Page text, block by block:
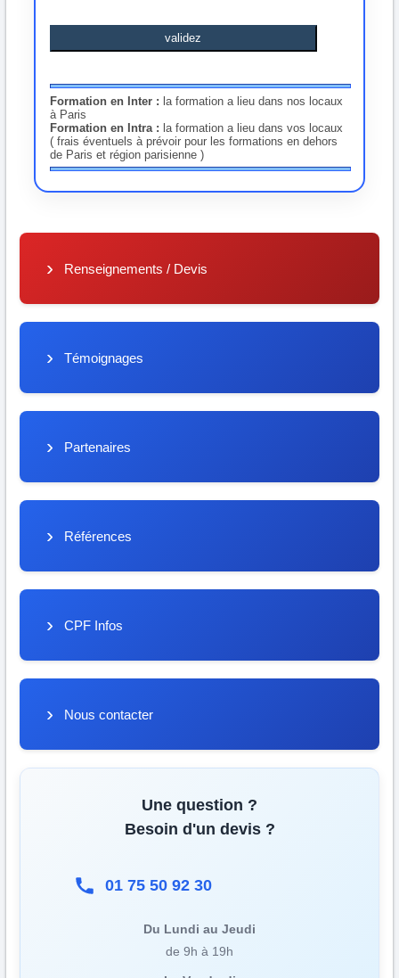
validez
Formation en Inter : la formation a lieu dans nos locaux
à Paris
Formation en Intra : la formation a lieu dans vos locaux
( frais éventuels à prévoir pour les formations en dehors
de Paris et région parisienne )
Renseignements / Devis
Témoignages
Partenaires
Références
CPF Infos
Nous contacter
Une question ?
Besoin d'un devis ?
01 75 50 92 30
Du Lundi au Jeudi
de 9h à 19h